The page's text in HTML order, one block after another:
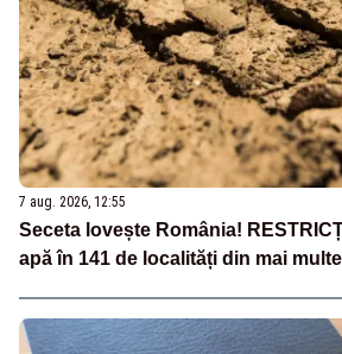
7 aug. 2026, 12:55
Seceta lovește România!
apă în 141 de localități din mai